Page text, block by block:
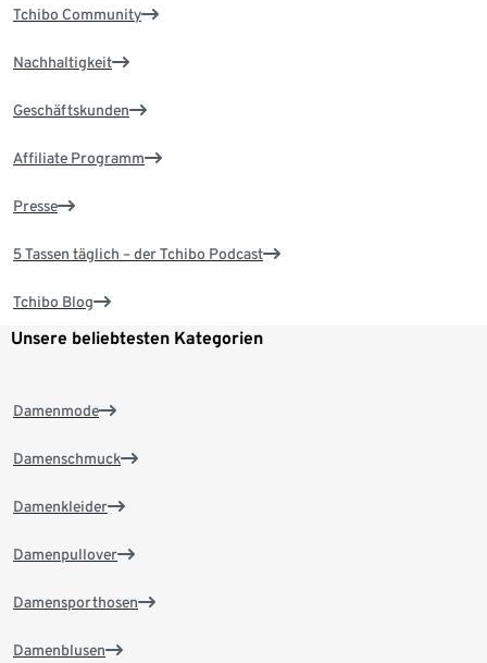
Tchibo Community
Nachhaltigkeit
Geschäftskunden
Affiliate Programm
Presse
5 Tassen täglich – der Tchibo Podcast
Tchibo Blog
Unsere beliebtesten Kategorien
Damenmode
Damenschmuck
Damenkleider
Damenpullover
Damensporthosen
Damenblusen